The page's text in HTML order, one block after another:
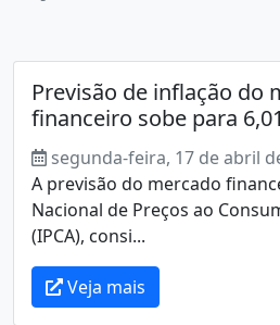
Previsão de inflação do
financeiro sobe para
segunda-feira, 17 de abril
A previsão do mercado
Nacional de Preços ao
(IPCA), consi...
Veja mais